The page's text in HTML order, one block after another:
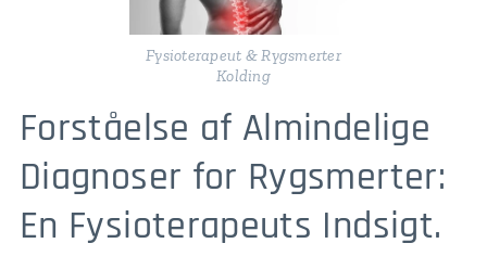
Fysioterapeut & Rygsmerter
Kolding
Forståelse af Almindelige
Diagnoser for Rygsmerter:
En Fysioterapeuts Indsigt.